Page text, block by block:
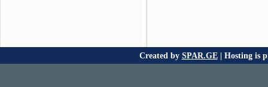
Created by SPAR.GE| Hosting is